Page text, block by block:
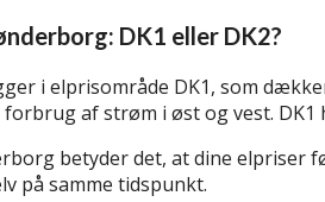
DK1 eller DK2?
i elprisområde DK1, som
af strøm i øst og vest. DK1
betyder det, at dine elpriser
på samme tidspunkt.